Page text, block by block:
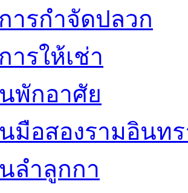
ารกำจัดปลวก
ารให้เช่า
พักอาศัย
มือสองรามอินท
ลำลูกกา